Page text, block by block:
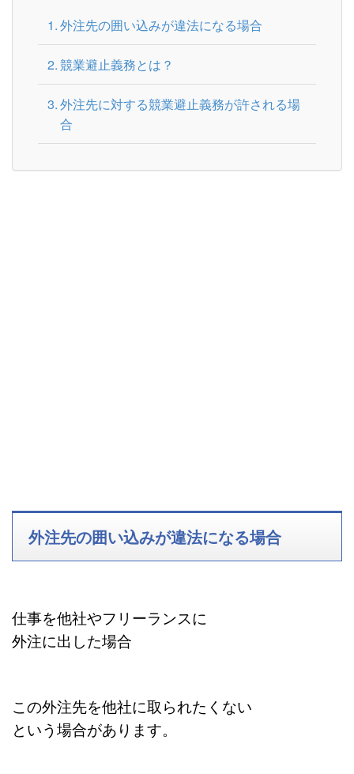
外注先の囲い込みが違法になる場合
競業避止義務とは？
外注先に対する競業避止義務が許される場
合
外注先の囲い込みが違法になる場合
仕事を他社やフリーランスに
外注に出した場合
この外注先を他社に取られたくない
という場合があります。